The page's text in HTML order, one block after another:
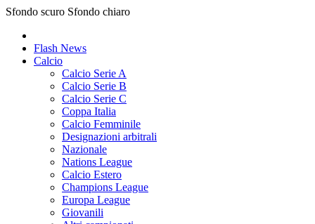
Sfondo scuro Sfondo chiaro
Flash News
Calcio
Calcio Serie A
Calcio Serie B
Calcio Serie C
Coppa Italia
Calcio Femminile
Designazioni arbitrali
Nazionale
Nations League
Calcio Estero
Champions League
Europa League
Giovanili